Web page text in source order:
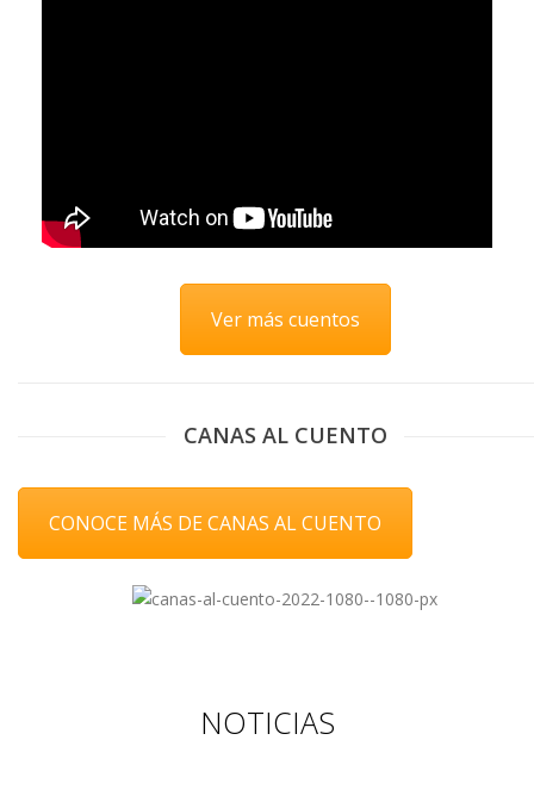
Ver más cuentos
CANAS AL CUENTO
CONOCE MÁS DE CANAS AL CUENTO
NOTICIAS